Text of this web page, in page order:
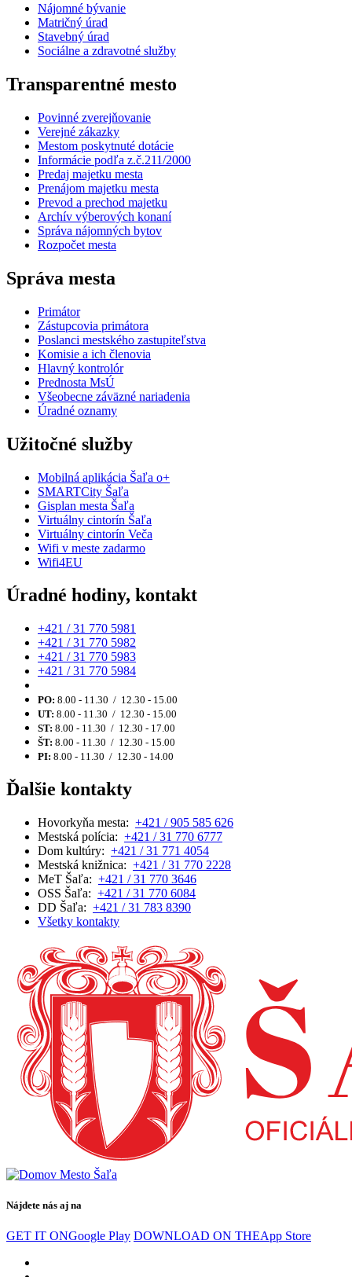
Nájomné bývanie
Matričný úrad
Stavebný úrad
Sociálne a zdravotné služby
Transparentné mesto
Povinné zverejňovanie
Verejné zákazky
Mestom poskytnuté dotácie
Informácie podľa z.č.211/2000
Predaj majetku mesta
Prenájom majetku mesta
Prevod a prechod majetku
Archív výberových konaní
Správa nájomných bytov
Rozpočet mesta
Správa mesta
Primátor
Zástupcovia primátora
Poslanci mestského zastupiteľstva
Komisie a ich členovia
Hlavný kontrolór
Prednosta MsÚ
Všeobecne záväzné nariadenia
Úradné oznamy
Užitočné služby
Mobilná aplikácia Šaľa o+
SMARTCity Šaľa
Gisplan mesta Šaľa
Virtuálny cintorín Šaľa
Virtuálny cintorín Veča
Wifi v meste zadarmo
Wifi4EU
Úradné hodiny, kontakt
+421 / 31 770 5981
+421 / 31 770 5982
+421 / 31 770 5983
+421 / 31 770 5984
PO: 8.00 - 11.30 / 12.30 - 15.00
UT: 8.00 - 11.30 / 12.30 - 15.00
ST: 8.00 - 11.30 / 12.30 - 17.00
ŠT: 8.00 - 11.30 / 12.30 - 15.00
PI: 8.00 - 11.30 / 12.30 - 14.00
Ďalšie kontakty
Hovorkyňa mesta: +421 / 905 585 626
Mestská polícia: +421 / 31 770 6777
Dom kultúry: +421 / 31 771 4054
Mestská knižnica: +421 / 31 770 2228
MeT Šaľa: +421 / 31 770 3646
OSS Šaľa: +421 / 31 770 6084
DD Šaľa: +421 / 31 783 8390
Všetky kontakty
Nájdete nás aj na
GET IT ONGoogle Play DOWNLOAD ON THEApp Store